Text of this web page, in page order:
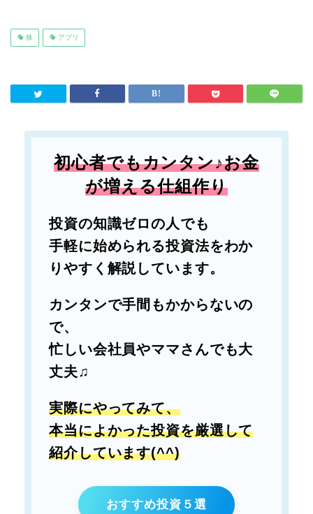
株 アプリ
初心者でもカンタン♪お金
が増える仕組作り
投資の知識ゼロの人でも
手軽に始められる投資法をわか
りやすく解説しています。
カンタンで手間もかからないの
で、
忙しい会社員やママさんでも大
丈夫♫
実際にやってみて、
本当によかった投資を厳選して
紹介しています(^^)
おすすめ投資５選